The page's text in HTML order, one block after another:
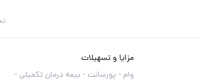
مزایا و تسهیلات
وام - پورسانت - بیمه درمان تکمیلی -